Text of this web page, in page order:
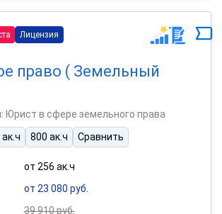
Лицензия
право ( Земельный
Юрист в сфере земельного права
800 ак.ч Сравнить
от 256 ак.ч
от 23 080 руб.
39 910 руб.